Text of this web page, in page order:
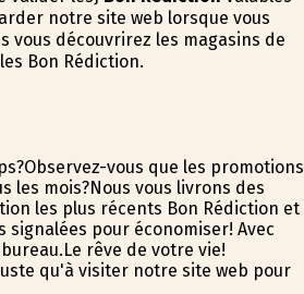
notre site web lorsque vous
vous découvrirez les magasins de
Bon Rédiction.
vous que les promotions
les mois?Nous vous livrons des
les plus récents Bon Rédiction et
pour économiser! Avec
rêve de votre vie!
qu'à visiter notre site web pour